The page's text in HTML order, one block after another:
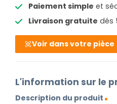
Paiement simple et
Livraison gratuite dés
Voir dans votre pièce
L'information sur le
Description du produit